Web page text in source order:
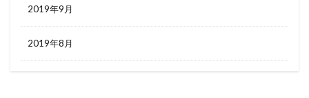
2019年9月
2019年8月